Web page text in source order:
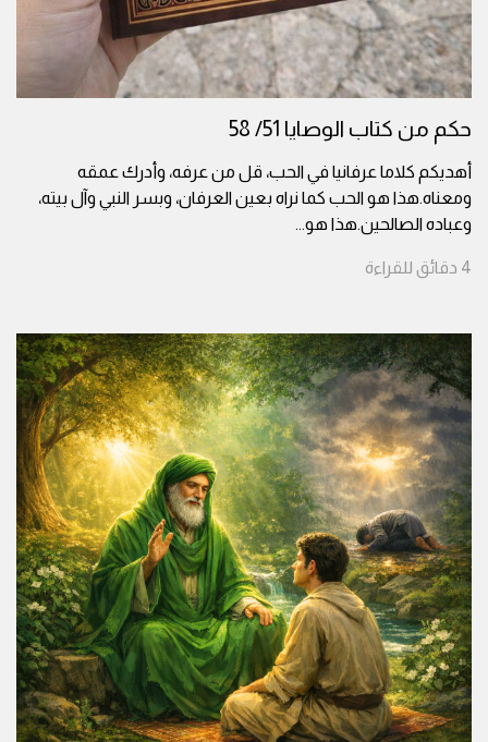
حكم من كتاب الوصايا 51/ 58
أهديكم كلاما عرفانيا في الحب، قل من عرفه، وأدرك عمقه
ومعناه.هذا هو الحب كما نراه بعين العرفان، وبسر النبي وآل بيته،
وعباده الصالحين.هذا هو...
4 دقائق للقراءة